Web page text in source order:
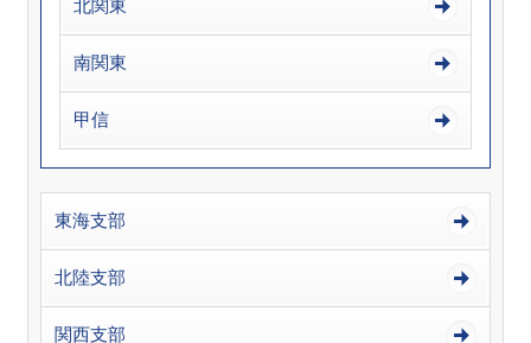
北関東
南関東
甲信
東海支部
北陸支部
関西支部